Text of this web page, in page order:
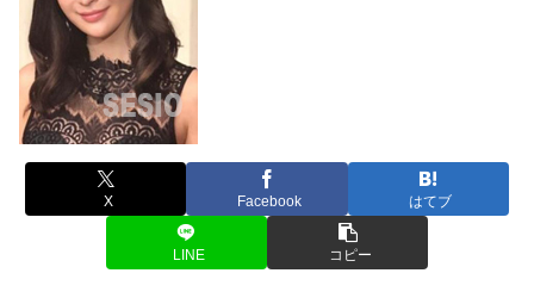
X Facebook はてブ
LINE コピー